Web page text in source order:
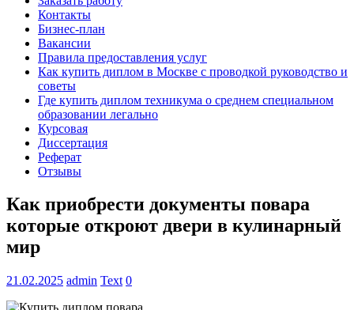
Контакты
Бизнес-план
Вакансии
Правила предоставления услуг
Как купить диплом в Москве с проводкой руководство и
советы
Где купить диплом техникума о среднем специальном
образовании легально
Курсовая
Диссертация
Реферат
Отзывы
Как приобрести документы повара
которые откроют двери в кулинарный
мир
21.02.2025 admin Text 0